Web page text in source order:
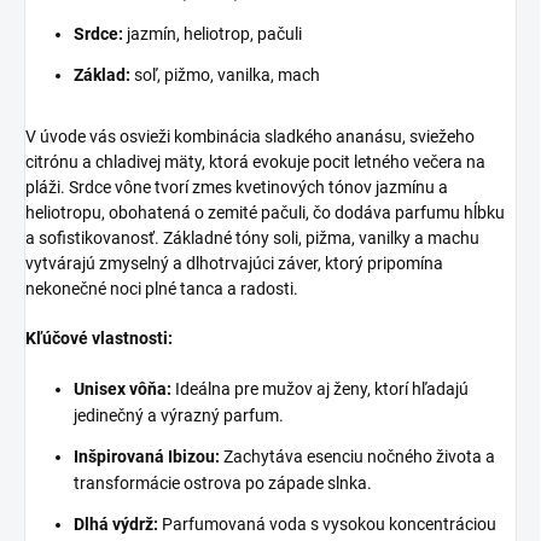
Srdce: jazmín, heliotrop, pačuli
Základ: soľ, pižmo, vanilka, mach
V úvode vás osvieži kombinácia sladkého ananásu, sviežeho
citrónu a chladivej mäty, ktorá evokuje pocit letného večera na
pláži. Srdce vône tvorí zmes kvetinových tónov jazmínu a
heliotropu, obohatená o zemité pačuli, čo dodáva parfumu hĺbku
a sofistikovanosť. Základné tóny soli, pižma, vanilky a machu
vytvárajú zmyselný a dlhotrvajúci záver, ktorý pripomína
nekonečné noci plné tanca a radosti.
Kľúčové vlastnosti:
Unisex vôňa: Ideálna pre mužov aj ženy, ktorí hľadajú
jedinečný a výrazný parfum.
Inšpirovaná Ibizou: Zachytáva esenciu nočného života a
transformácie ostrova po západe slnka.
Dlhá výdrž: Parfumovaná voda s vysokou koncentráciou